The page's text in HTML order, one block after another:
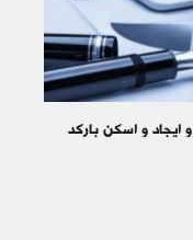
آموزش پروژه محور جاوا – تولید QR code و ایجاد و اسکن بارکد